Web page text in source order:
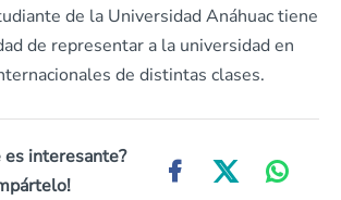
de la Universidad Anáhuac tiene
de representar a la universidad en
de distintas clases.
es interesante?